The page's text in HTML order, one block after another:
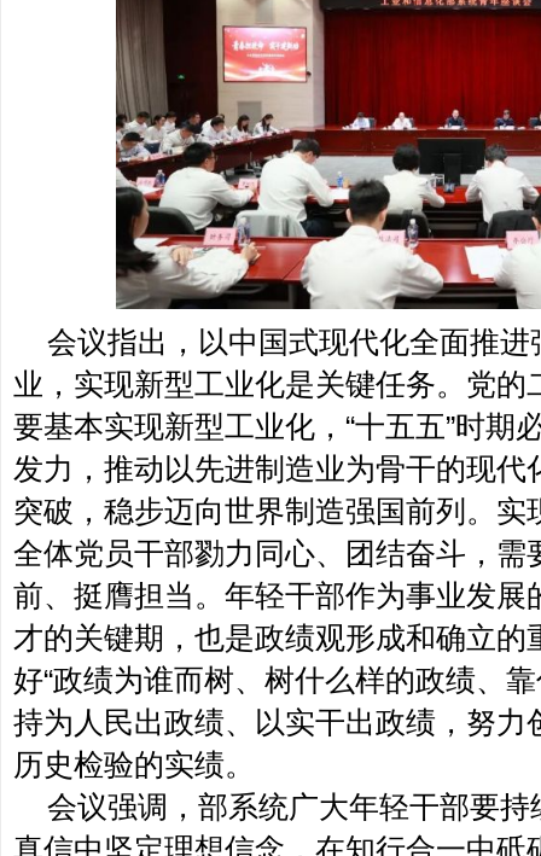
会议指出，以中国式现代化全面推
业，实现新型工业化是关键任务。党
要基本实现新型工业化，“十五五”时期
发力，推动以先进制造业为骨干的现代
突破，稳步迈向世界制造强国前列。实
全体党员干部勠力同心、团结奋斗，需
前、挺膺担当。年轻干部作为事业发展
才的关键期，也是政绩观形成和确立的
好“政绩为谁而树、树什么样的政绩、
持为人民出政绩、以实干出政绩，努力
历史检验的实绩。
会议强调，部系统广大年轻干部要
真信中坚定理想信念，在知行合一中砥